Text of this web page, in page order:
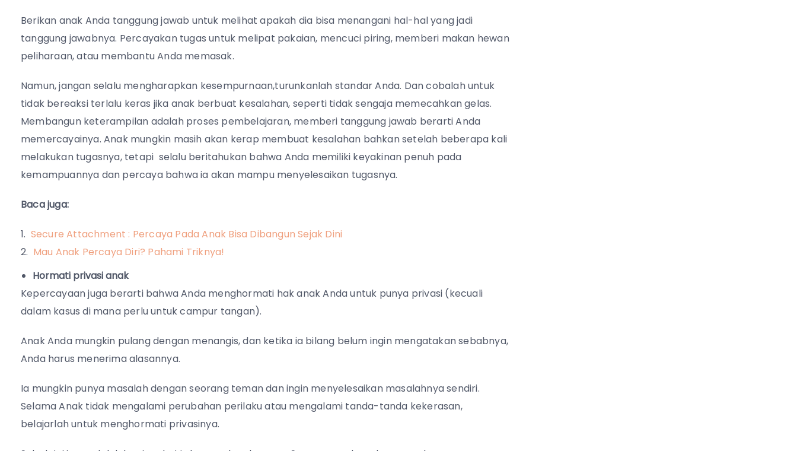
Berikan anak Anda tanggung jawab untuk melihat apakah dia bisa menangani hal-hal yang jadi
tanggung jawabnya. Percayakan tugas untuk melipat pakaian, mencuci piring, memberi makan hewan
peliharaan, atau membantu Anda memasak.
Namun, jangan selalu mengharapkan kesempurnaan,turunkanlah standar Anda. Dan cobalah untuk
tidak bereaksi terlalu keras jika anak berbuat kesalahan, seperti tidak sengaja memecahkan gelas.
Membangun keterampilan adalah proses pembelajaran, memberi tanggung jawab berarti Anda
memercayainya. Anak mungkin masih akan kerap membuat kesalahan bahkan setelah beberapa kali
melakukan tugasnya, tetapi selalu beritahukan bahwa Anda memiliki keyakinan penuh pada
kemampuannya dan percaya bahwa ia akan mampu menyelesaikan tugasnya.
Baca juga:
Secure Attachment : Percaya Pada Anak Bisa Dibangun Sejak Dini
Mau Anak Percaya Diri? Pahami Triknya!
Hormati privasi anak
Kepercayaan juga berarti bahwa Anda menghormati hak anak Anda untuk punya privasi (kecuali
dalam kasus di mana perlu untuk campur tangan).
Anak Anda mungkin pulang dengan menangis, dan ketika ia bilang belum ingin mengatakan sebabnya,
Anda harus menerima alasannya.
Ia mungkin punya masalah dengan seorang teman dan ingin menyelesaikan masalahnya sendiri.
Selama Anak tidak mengalami perubahan perilaku atau mengalami tanda-tanda kekerasan,
belajarlah untuk menghormati privasinya.